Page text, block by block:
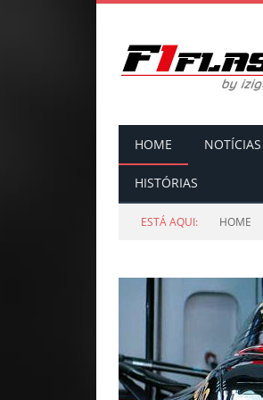
HOME NOTÍCIAS
HISTÓRIAS
ESTÁ AQUI: HOME